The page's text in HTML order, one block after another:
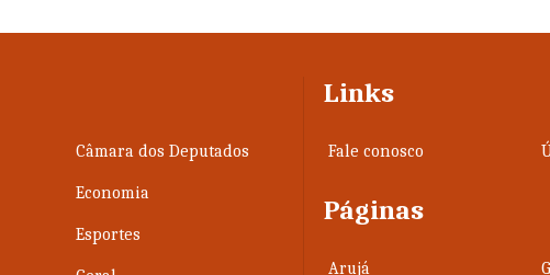
Câmara dos Deputados
Economia
Esportes
Links
Fale conosco
Páginas
Arujá